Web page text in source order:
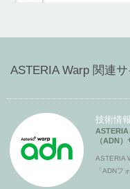
ASTERIA Warp 関連
技術情
（ADN）
ASTERIA
「ADNフ